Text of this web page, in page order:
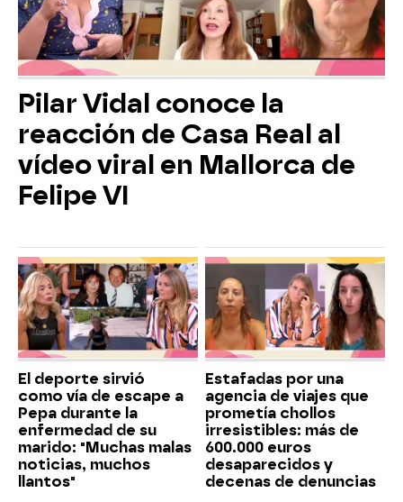
Pilar Vidal conoce la
reacción de Casa Real al
vídeo viral en Mallorca de
Felipe VI
El deporte sirvió
como vía de escape a
Pepa durante la
enfermedad de su
marido: "Muchas malas
noticias, muchos
llantos"
Estafadas por una
agencia de viajes que
prometía chollos
irresistibles: más de
600.000 euros
desaparecidos y
decenas de denuncias